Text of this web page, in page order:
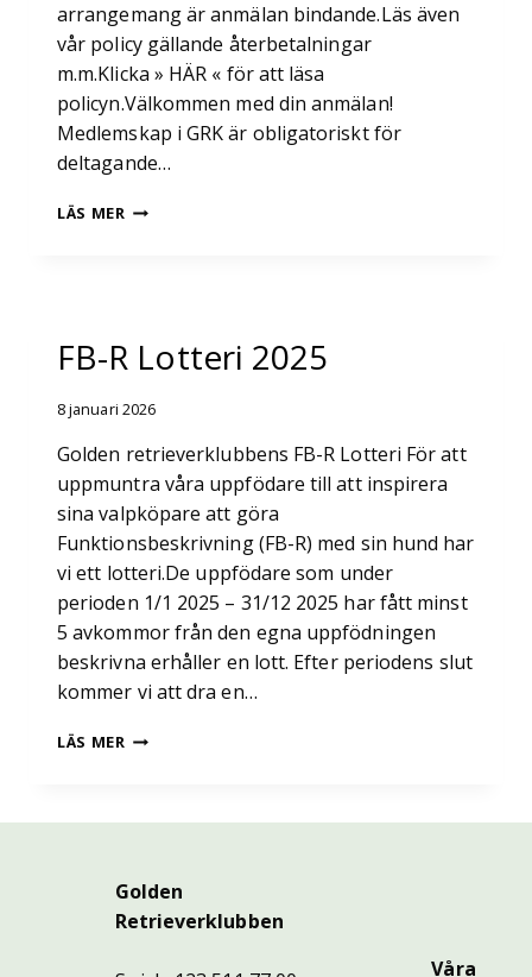
arrangemang är anmälan bindande.Läs även
vår policy gällande återbetalningar
m.m.Klicka » HÄR « för att läsa
policyn.Välkommen med din anmälan!
Medlemskap i GRK är obligatoriskt för
deltagande…
LÄS MER UTSTÄLLNINGSPROGRAM
FB-R Lotteri 2025
8 januari 2026
Golden retrieverklubbens FB-R Lotteri För att
uppmuntra våra uppfödare till att inspirera
sina valpköpare att göra
Funktionsbeskrivning (FB-R) med sin hund har
vi ett lotteri.De uppfödare som under
perioden 1/1 2025 – 31/12 2025 har fått minst
5 avkommor från den egna uppfödningen
beskrivna erhåller en lott. Efter periodens slut
kommer vi att dra en…
LÄS MER FB-
Golden
Retrieverklubben
Våra